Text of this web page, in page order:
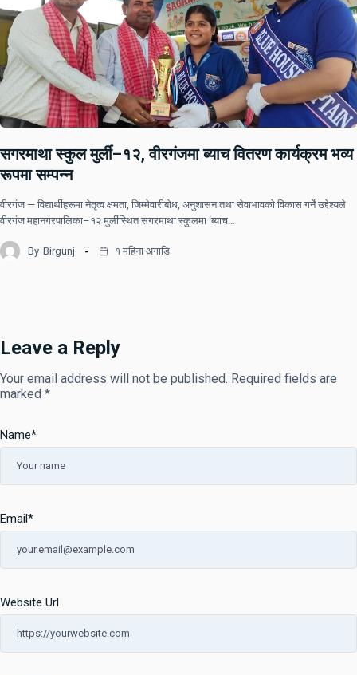
सगरमाथा स्कुल मुर्ली–१२, वीरगंजमा ब्याच वितरण कार्यक्रम भव्य
रूपमा सम्पन्न
वीरगंज — विद्यार्थीहरूमा नेतृत्व क्षमता, जिम्मेवारीबोध, अनुशासन तथा सेवाभावको विकास गर्ने उद्देश्यले
वीरगंज महानगरपालिका–१२ मुर्लीस्थित सगरमाथा स्कुलमा ‘ब्याच…
By Birgunj १ महिना अगाडि
Leave a Reply
Your email address will not be published. Required fields are
marked *
Name*
Email*
Website Url